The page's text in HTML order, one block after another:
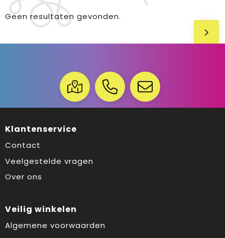
Geen resultaten gevonden.
Klantenservice
Contact
Veelgestelde vragen
Over ons
Veilig winkelen
Algemene voorwaarden